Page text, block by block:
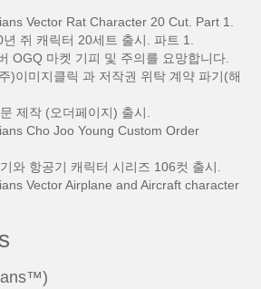
Vector Rat Character 20 Cut. Part 1.
쥐 캐릭터 20세트 출시. 파트 1.
OGQ 마켓 기피 및 주의를 요망합니다.
)이미지클릭 과 저작권 위탁 계약 파기(해
제작 (오더페이지) 출시.
Cho Joo Young Custom Order
와 항공기 캐릭터 시리즈 106컷 출시.
Vector Airplane and Aircraft character